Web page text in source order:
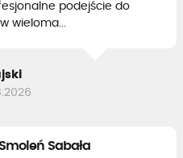
podejście do
wieloma...
Sabała